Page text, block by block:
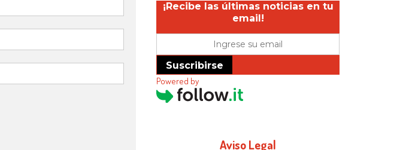
¡Recibe las últimas noticias en tu
email!
Suscribirse
Powered by
Aviso Legal